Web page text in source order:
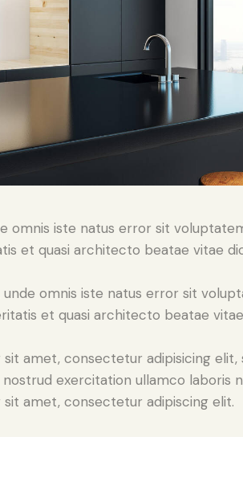
omnis iste natus error sit
et quasi architecto beatae vitae
omnis iste natus error sit
et quasi architecto beatae
amet, consectetur adipisicing
nostrud exercitation ullamco laboris
amet, consectetur adipiscing elit.